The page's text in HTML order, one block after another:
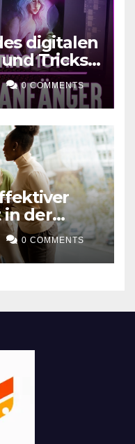
digitalen
Tricks
0 COMMENTS
in der
0 COMMENTS